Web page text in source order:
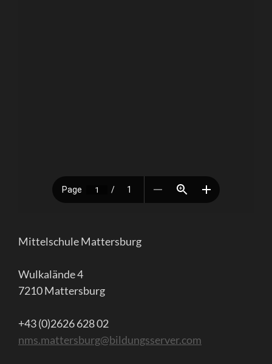
Mittelschule Mattersburg
Wulkalände 4
7210 Mattersburg
+43 (0)2626 628 02
nms.mattersburg@bildungsserver.com